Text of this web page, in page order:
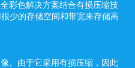
彩色解决方案结合有损压缩技
少的存储空间和带宽来存储高
。由于它采用有损压缩，因此